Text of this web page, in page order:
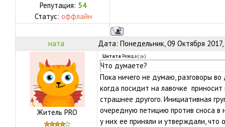
Репутация: 54
Статус: оффлайн
ната Дата: Понедельник, 09 Октября
Житель PRO
Цитата Резеда( )
Что думаете?
Пока ничего не думаю, разговоры
когда посидит на лавочке
страшнее другого. Инициативная
очередную петицию против сноса в
у них ее приняли и утверждали, что